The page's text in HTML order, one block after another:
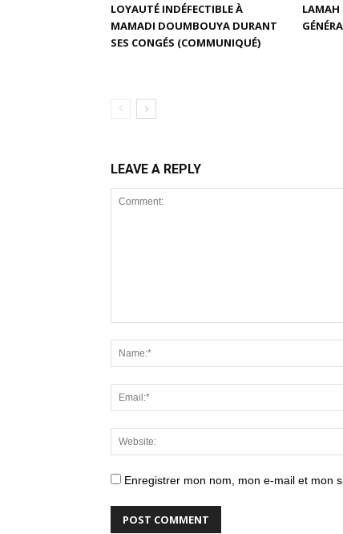
LOYAUTÉ INDÉFECTIBLE À
MAMADI DOUMBOUYA DURANT
SES CONGÉS (COMMUNIQUÉ)
LAMAH
LEAVE A REPLY
Enregistrer mon nom, mon e-mail et mon